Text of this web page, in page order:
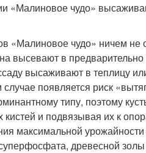
«Малиновое чудо»
«Малиновое чудо» ничем не
высевают в
высаживают в теплицу
появляется риск
типу, поэтому
кистей и подвязывая их к
максимальной
древесной